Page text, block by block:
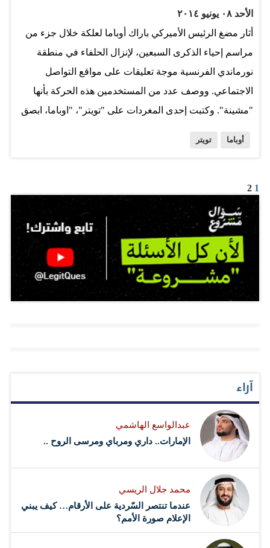
الأحد ٠٨ يونيو ٢٠١٤
أثار مضغ الرئيس الأميركي باراك أوباما لعلكة خلال جزء من
مراسم إحياء الذكرى السبعين، لإنزال الحلفاء في منطقة
نورماندي الفرنسية موجة تعليقات على مواقع التواصل
الاجتماعي. ووصف عدد من المستخدمين هذه الحركة بأنها
"مشينة". وكتبت إحدى المغردات على "تويتر"، "اوباما، ابصق
ارتياح الرئيس الأميركي وهدوء أعصابه. وقد سبق لأوباما أن
شوهد يمضغ العلكة خلال مراسم تأبين الزعيم الجنوب افريقي
الراحل نلسون مانديلا في ديسمبر 2013 ما أثار حينها أيضا
موجة ردود فعل على الإنترنت. وغالبا ما يتلقى الرئيس
الأميركي الذي كان مدخنا في السابق، انتقادات بسبب كثرة
مضغه للعلكة في المناسبات العامة، وهو ما يعزوه مقربون
منه إلى رغبة أوباما بكبح رغبته في التدخين. المصدر: ا ف ب
أوباما تويتر
1
2
آراء
عبدالواسع الهاشمي
الإمارات.. داري ومرباي ومرسى الروح ..
محمد جلال الريسي
عندما تنتصر السّردية على الأرقام… كيف يبني
الإعلام صورة الأمم؟